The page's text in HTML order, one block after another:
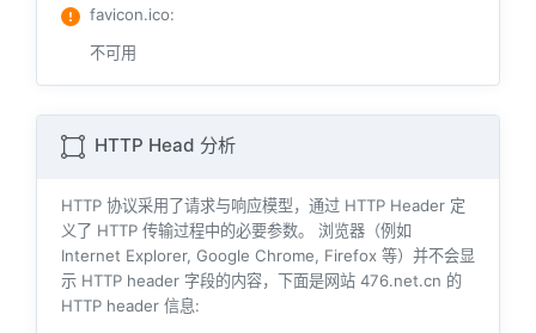
favicon.ico:
不可用
HTTP Head 分析
HTTP 协议采用了请求与响应模型，通过 HTTP Header 定
义了 HTTP 传输过程中的必要参数。 浏览器（例如
Internet Explorer, Google Chrome, Firefox 等）并不会显
示 HTTP header 字段的内容，下面是网站 476.net.cn 的
HTTP header 信息: